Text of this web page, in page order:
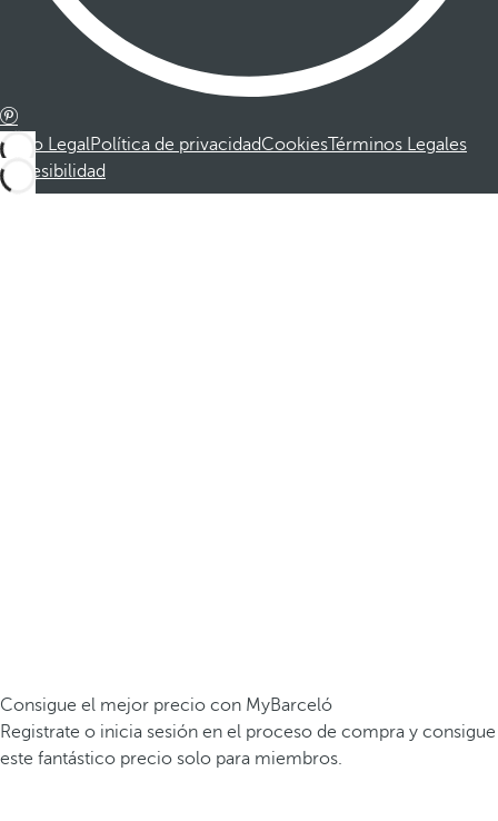
Aviso LegalPolítica de privacidadCookies Términos Legales
Accesibilidad
Consigue el mejor precio con MyBarceló
Registrate o inicia sesión en el proceso de compra y consigue
este fantástico precio solo para miembros.